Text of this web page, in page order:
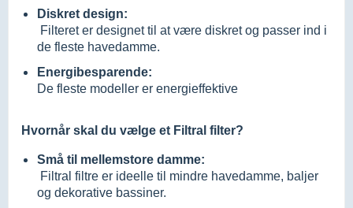
Diskret design:
Filteret er designet til at være diskret og passer ind i
de fleste havedamme.
Energibesparende:
De fleste modeller er energieffektive
Hvornår skal du vælge et Filtral filter?
Små til mellemstore damme:
Filtral filtre er ideelle til mindre havedamme, baljer
og dekorative bassiner.